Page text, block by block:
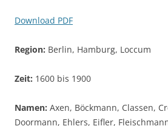
Download PDF
Region: Berlin, Hamburg, Loccum
Zeit: 1600 bis 1900
Namen: Axen, Böckmann, Classen,
Doormann, Ehlers, Eifler,